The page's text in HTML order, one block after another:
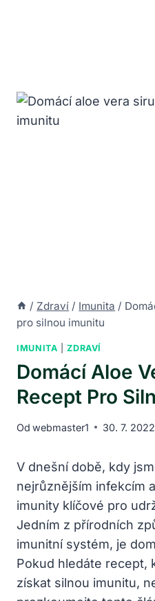
/ Zdraví / Imunita /
pro silnou imunitu
IMUNITA |ZDRAVÍ
Domácí Aloe
Recept Pro
Od webmaster1 30. 7. 2022
V dnešní době, kdy
nejrůznějším infekcím
imunity klíčové pro
Jedním z přírodních
imunitní systém, je
Pokud hledáte recept,
získat silnou imunitu,